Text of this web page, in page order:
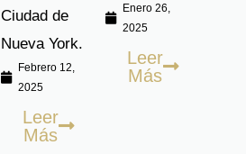
Ciudad de
Nueva York.
Febrero 12,
2025
Leer
Más
Enero 26,
2025
Leer
Más